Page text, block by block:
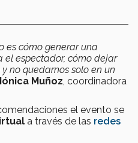
es cómo generar una
el espectador, cómo dejar
no quedarnos solo en un
Muñoz, coordinadora
el evento se
a través de las redes